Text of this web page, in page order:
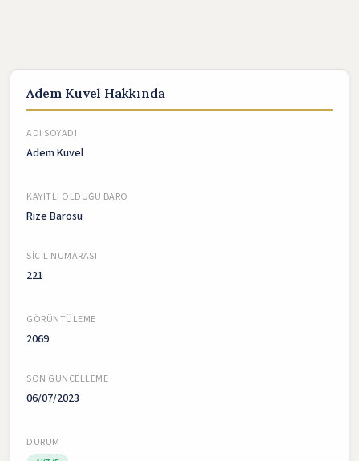
Adem Kuvel Hakkında
ADI SOYADI
Adem Kuvel
KAYITLI OLDUĞU BARO
Rize Barosu
SICIL NUMARASI
221
GÖRÜNTÜLEME
2069
SON GÜNCELLEME
06/07/2023
DURUM